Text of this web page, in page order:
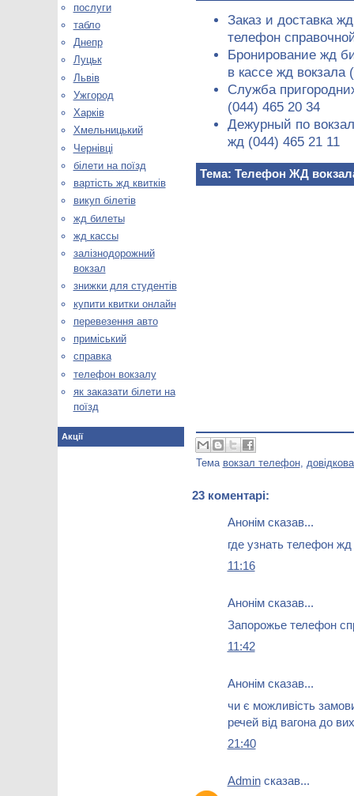
Заказ и доставка
телефон
Бронирование жд
в кассе жд
Служба
(044) 465 20 34
Дежурный по
жд (044) 465 21 11
Тема: Телефон ЖД
Тема вокзал телефон,
23 коментарі:
Анонім сказав...
где узнать телефон
11:16
Анонім сказав...
Запорожье телефон
11:42
Анонім сказав...
чи є можливість
речей від вагона до
21:40
Adminсказав...
послуги
табло
Днепр
Луцьк
Львів
Ужгород
Харків
Хмельницький
Чернівці
білети на поїзд
вартість жд квитків
викуп білетів
жд билеты
жд кассы
залізнодорожний
вокзал
знижки для студентів
купити квитки онлайн
перевезення авто
приміський
справка
телефон вокзалу
як заказати білети на
поїзд
Акції